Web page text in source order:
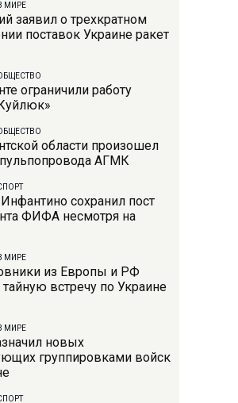
МИРЕ
заявил о трехкратном
поставок Украине ракет
ограничили работу
области произошел
АГМК
сохранил пост
ФИФА несмотря на
МИРЕ
из Европы и РФ
встречу по Украине
МИРЕ
новых
группировками войск